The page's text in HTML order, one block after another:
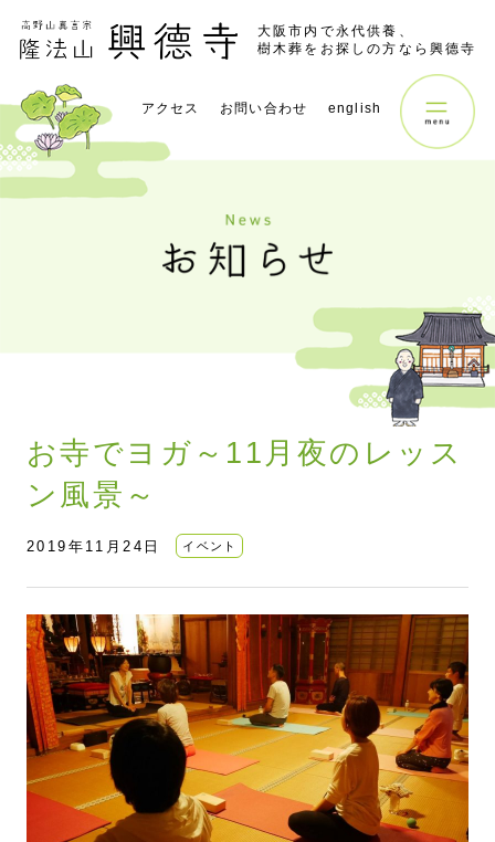
大阪市内で永代供養、
樹木葬をお探しの方なら興德寺
アクセス お問い合わせ english
お寺でヨガ～11月夜のレッス
ン風景～
2019年11月24日 イベント